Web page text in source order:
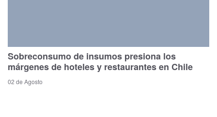
Sobreconsumo de insumos presiona los
márgenes de hoteles y restaurantes en Chile
02 de Agosto